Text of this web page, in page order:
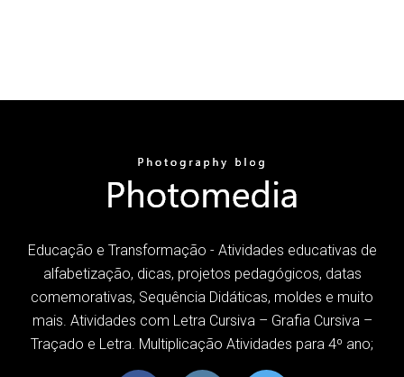
Educação e Transformação - Atividades educativas de
alfabetização, dicas, projetos pedagógicos, datas
comemorativas, Sequência Didáticas, moldes e muito
mais. Atividades com Letra Cursiva – Grafia Cursiva –
Traçado e Letra. Multiplicação Atividades para 4º ano;